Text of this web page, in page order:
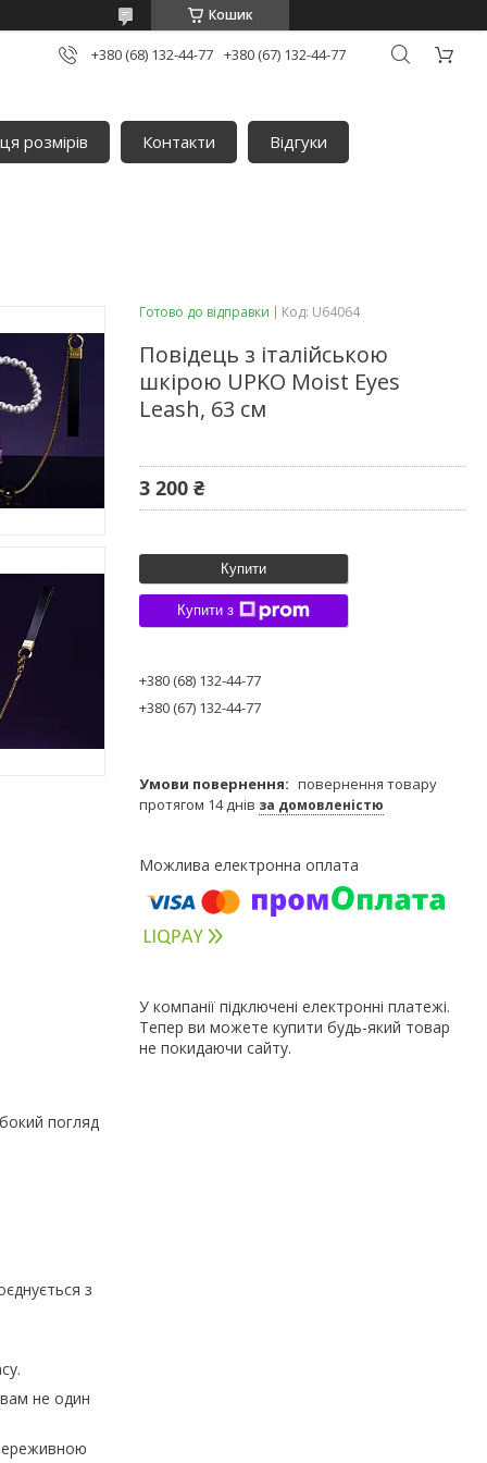
Кошик
+380 (68) 132-44-77 +380 (67) 132-44-77
розмірів Контакти Відгуки
погляд
з
не один
Готово до відправки Код: U64064
Повідець з італійською
шкірою UPKO Moist Eyes
Leash, 63 см
3 200 ₴
Купити
Купити з
+380 (68) 132-44-77
+380 (67) 132-44-77
повернення товару
протягом 14 днів за домовленістю
У компанії підключені електронні платежі.
Тепер ви можете купити будь-який товар
не покидаючи сайту.